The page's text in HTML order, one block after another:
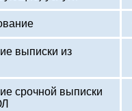
выписки из
срочной выписки